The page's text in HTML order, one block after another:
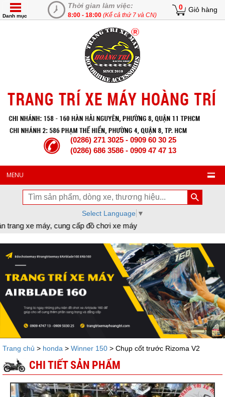
Thời gian làm việc:
8:00 - 18:00 (Kể cả thứ 7 và CN)
0 Giỏ hàng
Danh mục
(0286) 271 3025 - 0909 60 30 25
(0286) 686 3586 - 0909 47 47 13
MENU
Select Language ▼
cung cấp đồ chơi xe máy
Trang chủ > honda > Winner 150 > Chụp cốt trước Rizoma V2
CHI TIẾT SẢN PHẨM